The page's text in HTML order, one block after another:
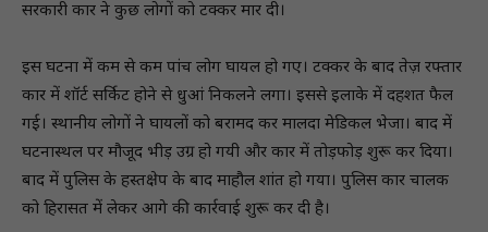
सरकारी कार ने कुछ लोगों को टक्कर मार दी।
इस घटना में कम से कम पांच लोग घायल हो गए। टक्कर के बाद तेज़ रफ्तार
कार में शॉर्ट सर्किट होने से धुआं निकलने लगा। इससे इलाके में दहशत फैल
गई। स्थानीय लोगों ने घायलों को बरामद कर मालदा मेडिकल भेजा। बाद में
घटनास्थल पर मौजूद भीड़ उग्र हो गयी और कार में तोड़फोड़ शुरू कर दिया।
बाद में पुलिस के हस्तक्षेप के बाद माहौल शांत हो गया। पुलिस कार चालक
को हिरासत में लेकर आगे की कार्रवाई शुरू कर दी है।